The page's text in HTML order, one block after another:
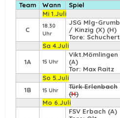
Team Wann Spiel
Mi 1.Juli
C
18.30
Uhr
JSG Mlg-Grumb
/ Kinzig (X) (H)
Tore: Schuchert
Sa 4.Juli
1A 15 Uhr
Vikt.Mömlingen
(A)
Tor: Max Raitz
So 5.Juli
1B
15 Uhr
Türk Erlenbach
(H)
Mo 6.Juli
FSV Erbach (A)